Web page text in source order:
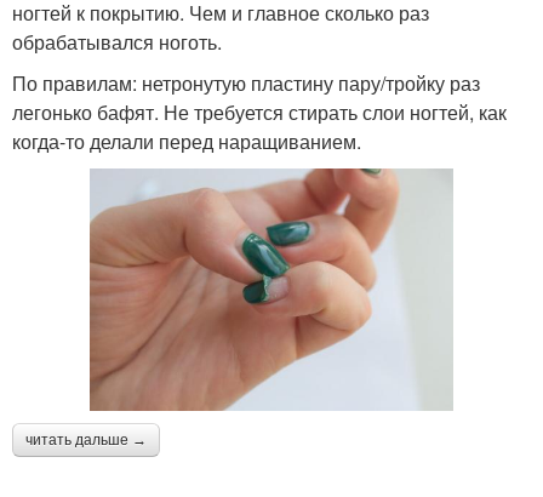
ногтей к покрытию. Чем и главное сколько раз
обрабатывался ноготь.
По правилам: нетронутую пластину пару/тройку раз
легонько бафят. Не требуется стирать слои ногтей, как
когда-то делали перед наращиванием.
читать дальше →